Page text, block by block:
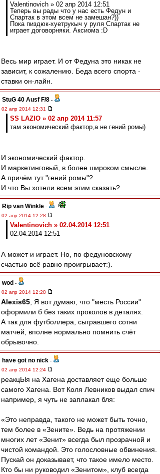
Valentinovich » 02 апр 2014 12:51
Теперь вы рады что у нас есть Федун и
Спартак в этом всем не замешан?))
Пока пиздюк-хуетрукыч у руля Спартак не
играет договорняки. Аксиома :D
Весь мир играет. И от Федуна это никак не
зависит, к сожалению. Беда всего спорта -
ставки он-лайн.
StuG 40 Ausf F/8 -
02 апр 2014 12:31
SS LAZIO » 02 апр 2014 11:57
там экономический фактор,а не гений ромы)
И экономический фактор.
И маркетинговый, в более широком смысле.
А причём тут "гений ромы"?
И что Вы хотели всем этим сказать?
Rip van Winkle -
02 апр 2014 12:28
Valentinovich » 02.04.2014 12:51
02.04.2014 12:51
А может и играет. Но, по федуновскому
счастью всё равно проигрывает:).
wod -
02 апр 2014 12:28
Alexis65 , Я вот думаю, что "месть России"
оформили б без таких проколов в деталях.
А так для футболлера, сыгравшего сотни
матчей, вполне нормально помнить счёт
обрывочно.
have got no nick -
02 апр 2014 12:24
реакцЫя на Хагена доставляет еще больше
самого Хагена. Вот Коля Левников выдал спич
например, я чуть не заплакал бля:
«Это неправда, такого не может быть точно,
тем более в «Зените». Ведь на протяжении
многих лет «Зенит» всегда был прозрачной и
чистой командой. Это голословные обвинения.
Пускай он доказывает, что такое имело место.
Кто бы ни руководил «Зенитом», клуб всегда